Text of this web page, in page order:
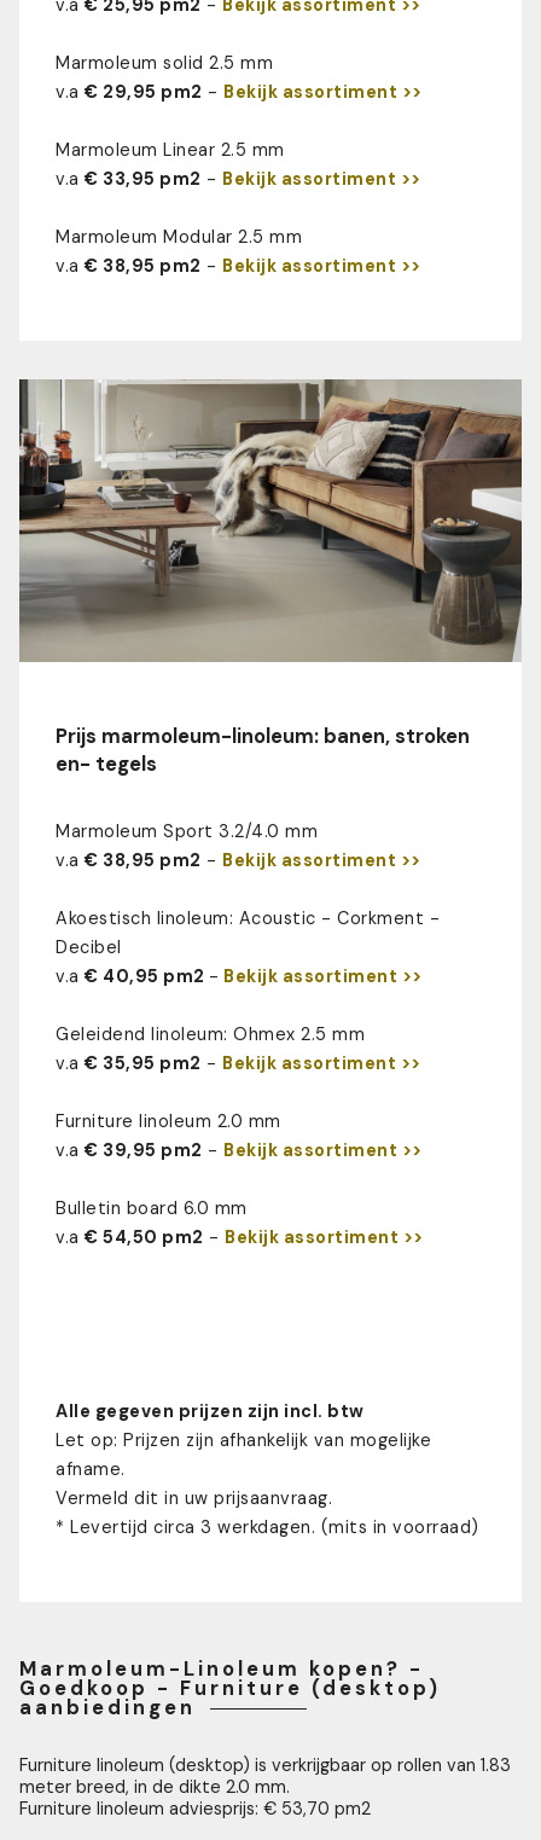
v.a€ 25,95 pm2 - Bekijk assortiment >>
Marmoleum solid 2.5 mm
v.a€ 29,95 pm2 - Bekijk assortiment >>
Marmoleum Linear 2.5 mm
v.a€ 33,95 pm2 - Bekijk assortiment >>
Marmoleum Modular 2.5 mm
v.a€ 38,95 pm2 - Bekijk assortiment >>
Prijs marmoleum-linoleum: banen, stroken
en- tegels
Marmoleum Sport 3.2/4.0 mm
v.a€ 38,95 pm2 - Bekijk assortiment >>
Akoestisch linoleum: Acoustic - Corkment -
Decibel
v.a€ 40,95 pm2 - Bekijk assortiment >>
Geleidend linoleum: Ohmex 2.5 mm
v.a€ 35,95 pm2 - Bekijk assortiment >>
Furniture linoleum 2.0 mm
v.a€ 39,95 pm2 - Bekijk assortiment >>
Bulletin board 6.0 mm
v.a€ 54,50 pm2 - Bekijk assortiment >>
Alle gegeven prijzen zijn incl. btw
Let op: Prijzen zijn afhankelijk van mogelijke
afname.
Vermeld dit in uw prijsaanvraag.
* Levertijd circa 3 werkdagen. (mits in voorraad)
Marmoleum-Linoleum kopen? -
Goedkoop - Furniture (desktop)
aanbiedingen
Furniture linoleum (desktop) is verkrijgbaar op rollen van 1.83
meter breed, in de dikte 2.0 mm.
Furniture linoleum adviesprijs: € 53,70 pm2